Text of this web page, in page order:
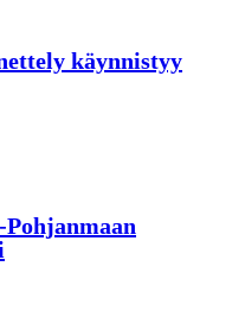
käynnistyy